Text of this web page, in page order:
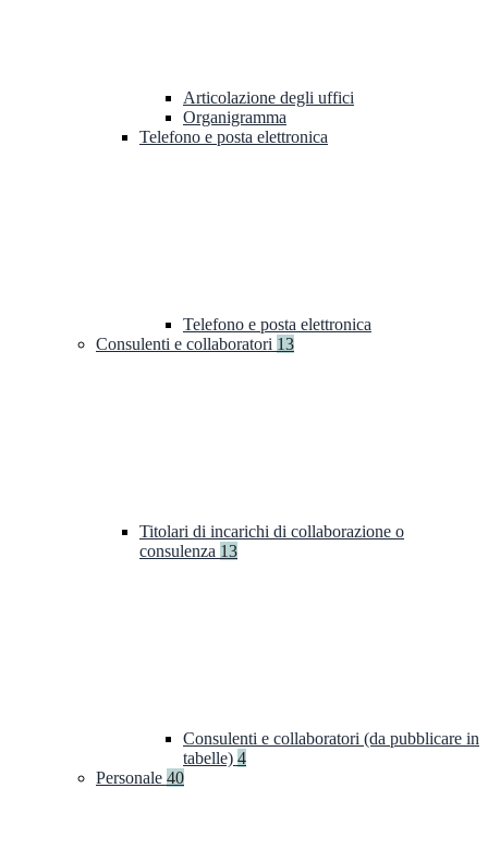
Articolazione degli uffici
Organigramma
Telefono e posta elettronica
Telefono e posta elettronica
Consulenti e collaboratori 13
Titolari di incarichi di collaborazione o
consulenza 13
Consulenti e collaboratori (da pubblicare in
tabelle) 4
Personale 40